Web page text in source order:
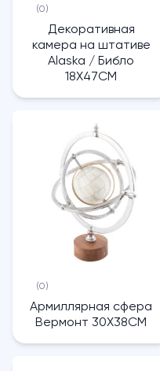
(0)
Декоративная
камера на штативе
Alaska / Библо
18X47CM
(0)
Армиллярная сфера
Вермонт 30X38CM